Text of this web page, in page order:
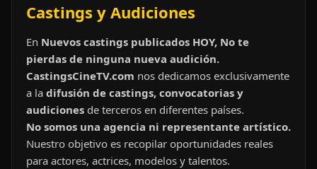
Castings y Audiciones
En Nuevos castings publicados HOY, No te
pierdas de ninguna nueva audición.
CastingsCineTV.com nos dedicamos exclusivamente
a la difusión de castings, convocatorias y
audiciones de terceros en diferentes países.
No somos una agencia ni representante artístico.
Nuestro objetivo es recopilar oportunidades reales
para actores, actrices, modelos y talentos.